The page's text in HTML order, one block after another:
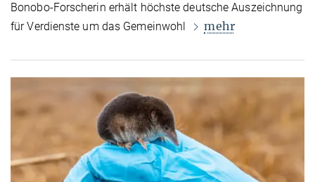
Bonobo-Forscherin erhält höchste deutsche Auszeichnung
für Verdienste um das Gemeinwohl
mehr